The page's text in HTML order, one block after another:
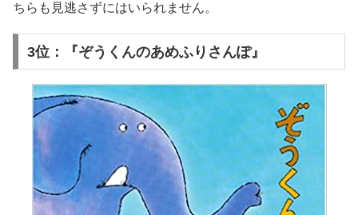
ちらも見逃さずにはいられません。
3位：『ぞうくんのあめふりさんぽ』